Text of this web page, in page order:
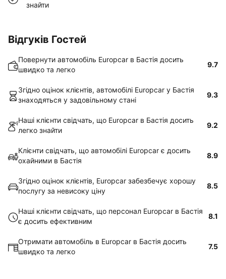
знайти
Відгуків Гостей
Повернути автомобіль Europcar в Бастія досить
швидко та легко
9.7
Згідно оцінок клієнтів, автомобілі Europcar у Бастія
знаходяться у задовільному стані
9.3
Наші клієнти свідчать, що Europcar в Бастія досить
легко знайти
9.2
Клієнти свідчать, що автомобілі Europcar є досить
охайними в Бастія
8.9
Згідно оцінок клієнтів, Europcar забезбечує хорошу
послугу за невисоку ціну
8.5
Наші клієнти свідчать, що персонал Europcar в Бастія
є досить ефективним
8.1
Отримати автомобіль в Europcar в Бастія досить
швидко та легко
7.5